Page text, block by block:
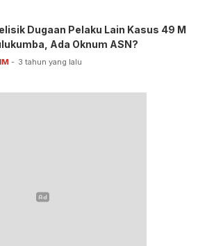
Dugaan Pelaku Lain Kasus 49 M
Ada Oknum ASN?
3 tahun yang lalu